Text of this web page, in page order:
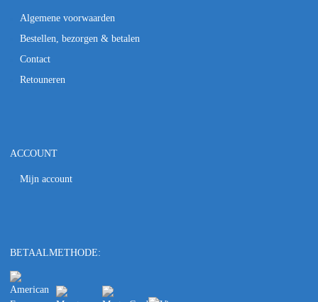
Algemene voorwaarden
Bestellen, bezorgen & betalen
Contact
Retouneren
ACCOUNT
Mijn account
BETAALMETHODE: